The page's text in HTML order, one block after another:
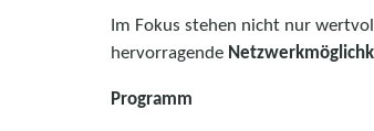
Im Fokus stehen nicht nur
hervorragende
Programm